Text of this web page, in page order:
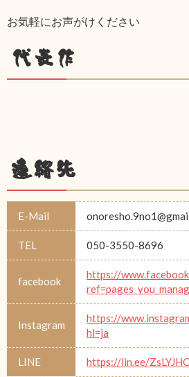
お気軽にお声がけください
代表作
連絡先
E-Mail
TEL 050-3550-8696
facebook
https://
Instagram
https://
hl=ja
LINE https://lin.ee/ZsLYJHC